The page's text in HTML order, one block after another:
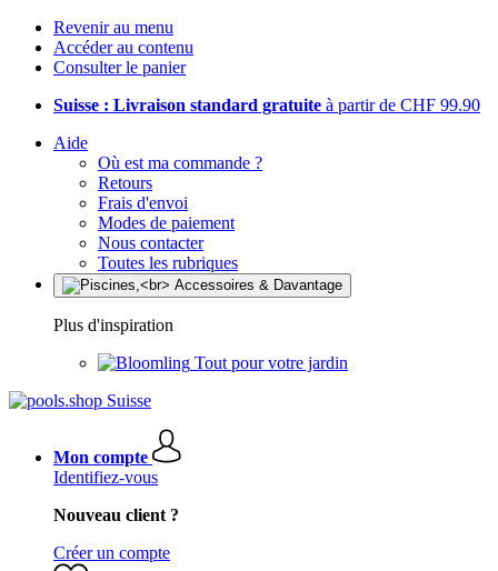
Revenir au menu
Accéder au contenu
Consulter le panier
Suisse : Livraison standard gratuite à partir de CHF 99.90
Aide
Où est ma commande ?
Retours
Frais d'envoi
Modes de paiement
Nous contacter
Toutes les rubriques
Plus d'inspiration
Tout pour votre jardin
Mon compte
Identifiez-vous
Nouveau client ?
Créer un compte